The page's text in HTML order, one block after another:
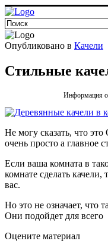
Опубликовано в Качели
Стильные
Информация
Не могу сказать, что
очень просто а главное
Если ваша комната в
комнате сделать качели,
вас.
Но это не означает, что
Они подойдет для всего
Оцените материал